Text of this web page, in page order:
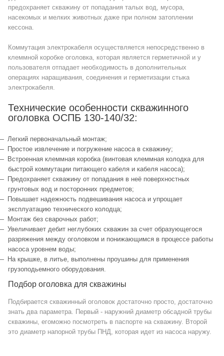
предохраняет скважину от попадания талых вод, мусора,
насекомых и мелких животных даже при полном затоплении
кессона.
Коммутация электрокабеля осуществляется непосредственно в
клеммной коробке оголовка, которая является герметичной и у
пользователя отпадает необходимость в дополнительных
операциях наращивания, соединения и герметизации стыка
электрокабеля.
Технические особенности скважинного
оголовка ОСПБ 130-140/32:
Легкий первоначальный монтаж;
Простое извлечение и погружение насоса в скважину;
Встроенная клеммная коробка (винтовая клеммная колодка для
быстрой коммутации питающего кабеля и кабеля насоса);
Предохраняет скважину от попадания в неё поверхностных
грунтовых вод и посторонних предметов;
Повышает надежность подвешивания насоса и упрощает
эксплуатацию технического колодца;
Монтаж без сварочных работ;
Увеличивает дебит неглубоких скважин за счет образующегося
разряжения между оголовком и понижающимся в процессе работы
насоса уровнем воды;
На крышке, в литье, выполнены проушины для применения
грузоподьемного оборудования.
Подбор оголовка для скважины
Подбирается скважинный оголовок достаточно просто, достаточно
знать два параметра. Первый - наружний диаметр обсадной трубы
скважины, егоможно посмотреть в паспорте на скважину. Второй
это диаметр напорной трубы ПНД, которая идет из насоса наружу.